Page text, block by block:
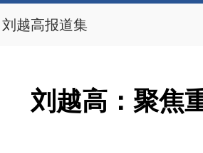
刘越高报道集
刘越高：聚焦